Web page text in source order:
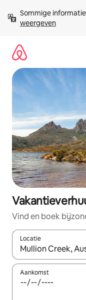
direct
naar
Sommige
weergeven
Vind en boek
Locatie
Wanneer er
Aankomst